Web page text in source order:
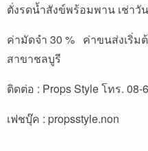
ตั่งรดน้ำสังข์พร้อมพาน เช่าวั
ค่ามัดจำ 30 % ค่าขนส่งเริ่ม
สาขาชลบูรี
ติดต่อ : Props Style โทร. 08-
เฟชบุ๊ค : propsstyle.non